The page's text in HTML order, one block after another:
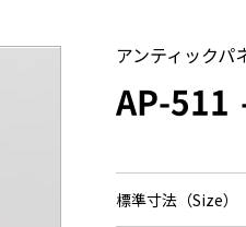
アンティックパ
AP-511
標準寸法（Size）